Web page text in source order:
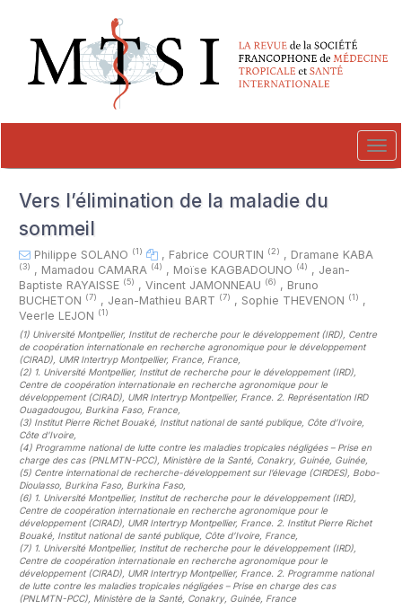
##plugins.themes.novelty.accessible_menu.main_navigation##
##plugins.themes.novelty.accessible_menu.main_content##
##plugins.themes.novelty.accessible_menu.sidebar##
Vers l’élimination de la maladie du
sommeil
Philippe SOLANO (1) , Fabrice COURTIN (2) , Dramane KABA
(3) , Mamadou CAMARA (4) , Moïse KAGBADOUNO (4) , Jean-
Baptiste RAYAISSE (5) , Vincent JAMONNEAU (6) , Bruno
BUCHETON (7) , Jean-Mathieu BART (7) , Sophie THEVENON (1) ,
Veerle LEJON (1)
(1) Université Montpellier, Institut de recherche pour le développement (IRD), Centre
de coopération internationale en recherche agronomique pour le développement
(CIRAD), UMR Intertryp Montpellier, France, France,
(2) 1. Université Montpellier, Institut de recherche pour le développement (IRD),
Centre de coopération internationale en recherche agronomique pour le
développement (CIRAD), UMR Intertryp Montpellier, France. 2. Représentation IRD
Ouagadougou, Burkina Faso, France,
(3) Institut Pierre Richet Bouaké, Institut national de santé publique, Côte d’Ivoire,
Côte d'Ivoire,
(4) Programme national de lutte contre les maladies tropicales négligées – Prise en
charge des cas (PNLMTN-PCC), Ministère de la Santé, Conakry, Guinée, Guinée,
(5) Centre international de recherche-développement sur l’élevage (CIRDES), Bobo-
Dioulasso, Burkina Faso, Burkina Faso,
(6) 1. Université Montpellier, Institut de recherche pour le développement (IRD),
Centre de coopération internationale en recherche agronomique pour le
développement (CIRAD), UMR Intertryp Montpellier, France. 2. Institut Pierre Richet
Bouaké, Institut national de santé publique, Côte d’Ivoire, France,
(7) 1. Université Montpellier, Institut de recherche pour le développement (IRD),
Centre de coopération internationale en recherche agronomique pour le
développement (CIRAD), UMR Intertryp Montpellier, France. 2. Programme national
de lutte contre les maladies tropicales négligées – Prise en charge des cas
(PNLMTN-PCC), Ministère de la Santé, Conakry, Guinée, France